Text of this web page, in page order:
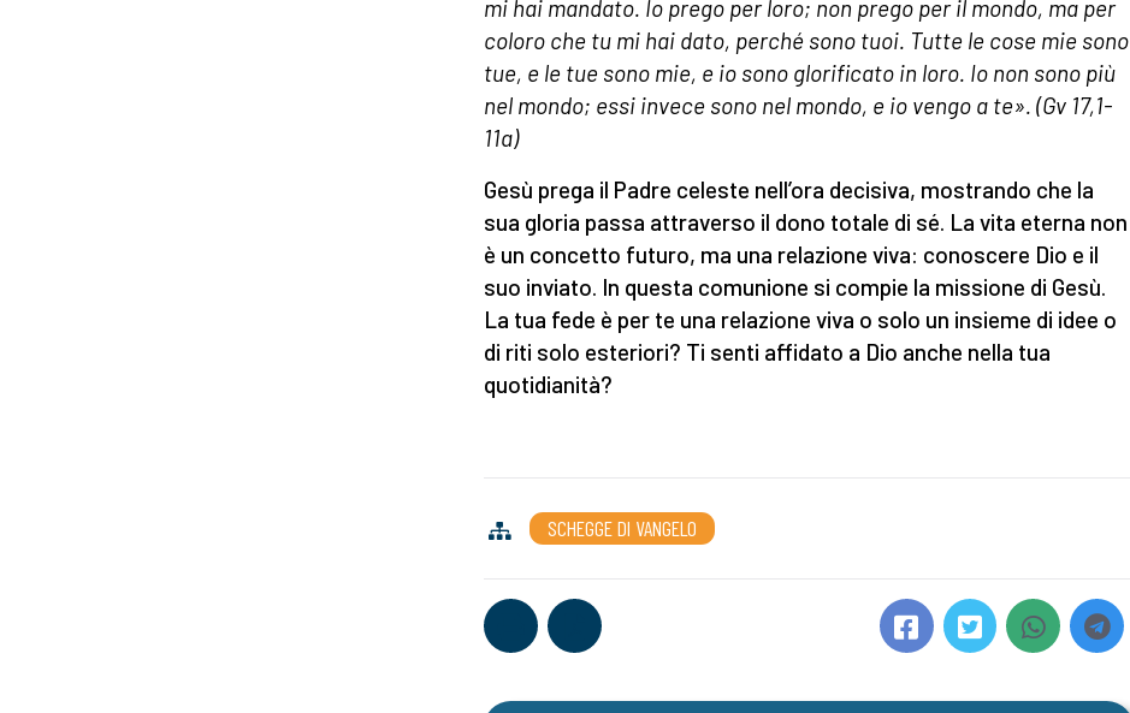
mi hai mandato. Io prego per loro; non prego per il mondo, ma per
coloro che tu mi hai dato, perché sono tuoi. Tutte le cose mie sono
tue, e le tue sono mie, e io sono glorificato in loro. Io non sono più
nel mondo; essi invece sono nel mondo, e io vengo a te». (Gv 17,1-
11a)
Gesù prega il Padre celeste nell’ora decisiva, mostrando che la
sua gloria passa attraverso il dono totale di sé. La vita eterna non
è un concetto futuro, ma una relazione viva: conoscere Dio e il
suo inviato. In questa comunione si compie la missione di Gesù.
La tua fede è per te una relazione viva o solo un insieme di idee o
di riti solo esteriori? Ti senti affidato a Dio anche nella tua
quotidianità?
SCHEGGE DI VANGELO